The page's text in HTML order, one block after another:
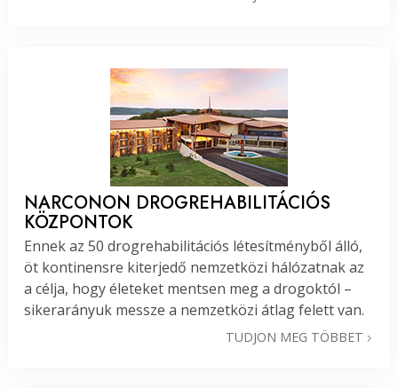
NARCONON DROGREHABILITÁCIÓS
KÖZPONTOK
Ennek az 50 drogrehabilitációs létesítményből álló,
öt kontinensre kiterjedő nemzetközi hálózatnak az
a célja, hogy életeket mentsen meg a drogoktól –
sikerarányuk messze a nemzetközi átlag felett van.
TUDJON MEG TÖBBET